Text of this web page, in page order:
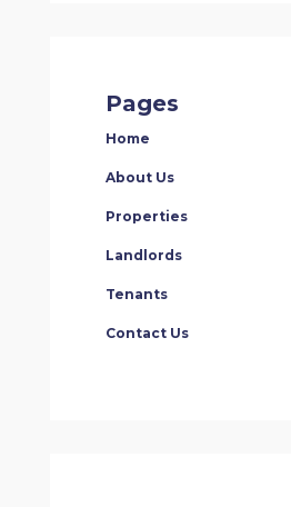
Pages
Home
About Us
Properties
Landlords
Tenants
Contact Us